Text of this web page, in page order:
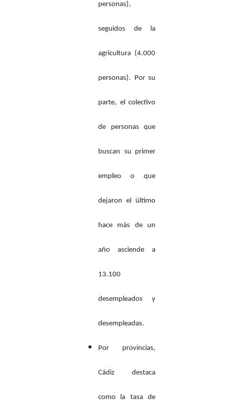
personas),
seguidos de la
agricultura (4.000
personas). Por su
parte, el colectivo
de personas que
buscan su primer
empleo o que
dejaron el último
hace más de un
año asciende a
13.100
desempleados y
desempleadas.
Por provincias,
Cádiz destaca
como la tasa de